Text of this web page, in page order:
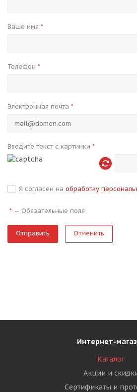
Ваше имя *
Телефон *
Электронная почта *
Введите текст с картинки *
Я согласен на обработку
* — Обязательные поля
Отменить
Интернет-
Каталог
Акции и
Сертификаты и